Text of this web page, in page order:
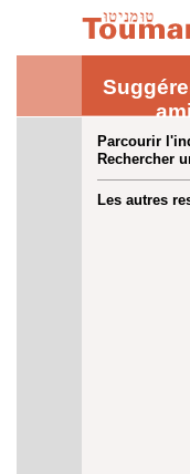
Parcourir
Rechercher
Les autres